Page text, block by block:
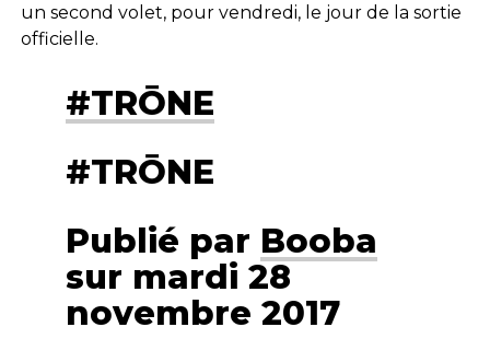
un second volet, pour vendredi, le jour de la sortie
officielle.
#TRŌNE
#TRŌNE
Publié par Booba
sur mardi 28
novembre 2017